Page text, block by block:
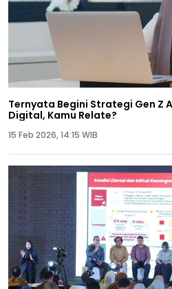
Ternyata Begini Strategi Gen Z
Digital, Kamu Relate?
15 Feb 2026, 14:15 WIB